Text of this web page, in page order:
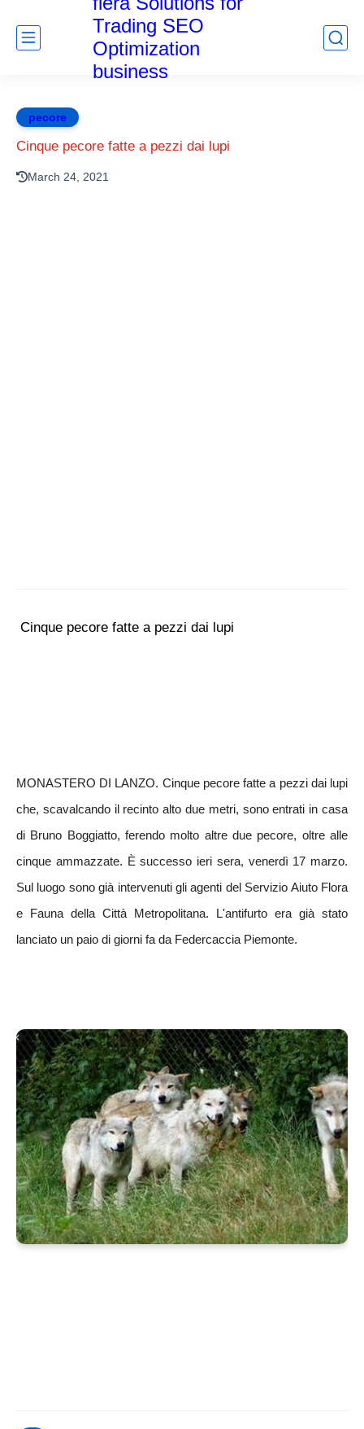
Trading SEO
Optimization
business
pecore
Cinque pecore fatte a pezzi dai lupi
March 24, 2021
Cinque pecore fatte a pezzi dai lupi
MONASTERO DI LANZO. Cinque pecore fatte a pezzi dai lupi
che, scavalcando il recinto alto due metri, sono entrati in casa
di Bruno Boggiatto, ferendo molto altre due pecore, oltre alle
cinque ammazzate. È successo ieri sera, venerdì 17 marzo.
Sul luogo sono già intervenuti gli agenti del Servizio Aiuto Flora
e Fauna della Città Metropolitana. L'antifurto era già stato
lanciato un paio di giorni fa da Federcaccia Piemonte.